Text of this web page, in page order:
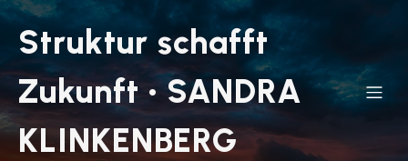
Struktur schafft
Zukunft • SANDRA
KLINKENBERG